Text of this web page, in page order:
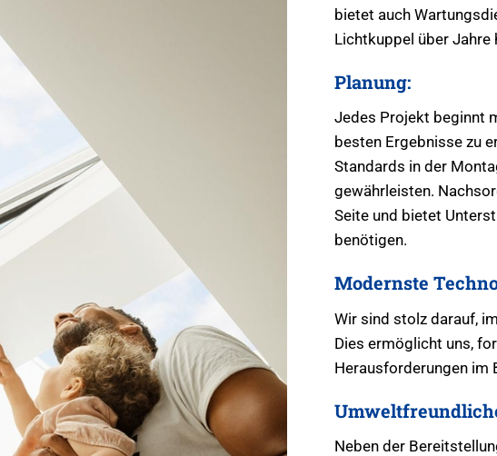
bietet auch
Lichtkuppel über
Planung:
Jedes Projekt beginnt
besten Ergebnisse zu
Standards in der
gewährleisten.
Seite und bietet
benötigen.
Modernste
Wir sind stolz darauf,
Dies ermöglicht uns,
Herausforderungen im
Neben der